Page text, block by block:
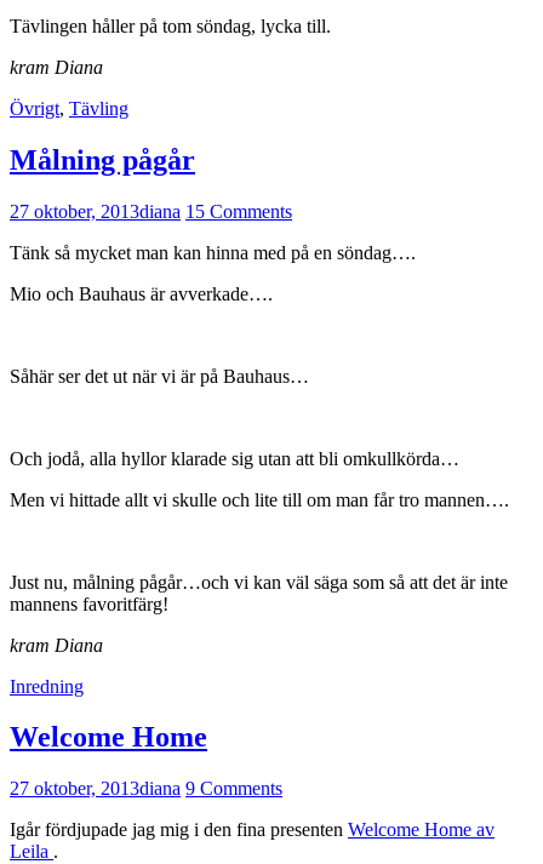
Tävlingen håller på tom söndag, lycka till.
kram Diana
Övrigt, Tävling
Målning pågår
27 oktober, 2013diana 15 Comments
Tänk så mycket man kan hinna med på en söndag….
Mio och Bauhaus är avverkade….
Såhär ser det ut när vi är på Bauhaus…
Och jodå, alla hyllor klarade sig utan att bli omkullkörda…
Men vi hittade allt vi skulle och lite till om man får tro mannen….
Just nu, målning pågår…och vi kan väl säga som så att det är inte
mannens favoritfärg!
kram Diana
Inredning
Welcome Home
27 oktober, 2013diana 9 Comments
Igår fördjupade jag mig i den fina presenten Welcome Home av
Leila .